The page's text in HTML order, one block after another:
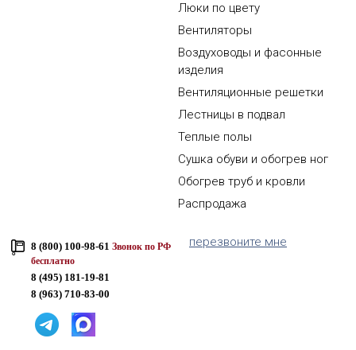
Люки по цвету
Вентиляторы
Воздуховоды и фасонные
изделия
Вентиляционные решетки
Лестницы в подвал
Теплые полы
Сушка обуви и обогрев ног
Обогрев труб и кровли
Распродажа
8 (800) 100-98-61 Звонок по РФ
бесплатно
8 (495) 181-19-81
8 (963) 710-83-00
перезвоните мне